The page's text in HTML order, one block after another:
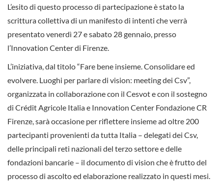
L’esito di questo processo di partecipazione è stato la
scrittura collettiva di un manifesto di intenti che verrà
presentato venerdì 27 e sabato 28 gennaio, presso
l’Innovation Center di Firenze.
L’iniziativa, dal titolo “Fare bene insieme. Consolidare ed
evolvere. Luoghi per parlare di vision: meeting dei Csv”,
organizzata in collaborazione con il Cesvot e con il sostegno
di Crédit Agricole Italia e Innovation Center Fondazione CR
Firenze, sarà occasione per riflettere insieme ad oltre 200
partecipanti provenienti da tutta Italia – delegati dei Csv,
delle principali reti nazionali del terzo settore e delle
fondazioni bancarie – il documento di vision che è frutto del
processo di ascolto ed elaborazione realizzato in questi mesi.